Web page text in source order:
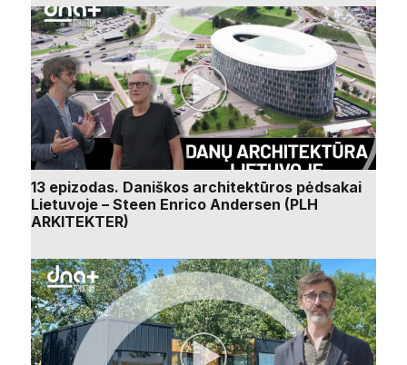
13 epizodas. Daniškos architektūros pėdsakai
Lietuvoje – Steen Enrico Andersen (PLH
ARKITEKTER)